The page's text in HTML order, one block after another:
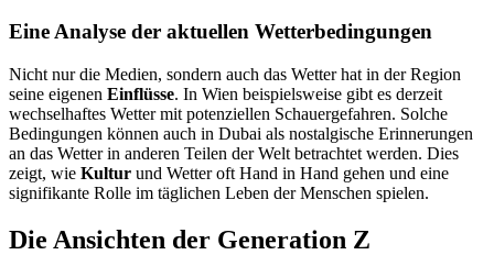
Eine Analyse der aktuellen Wetterbedingungen
Nicht nur die Medien, sondern auch das Wetter hat in der Region
seine eigenen Einflüsse. In Wien beispielsweise gibt es derzeit
wechselhaftes Wetter mit potenziellen Schauergefahren. Solche
Bedingungen können auch in Dubai als nostalgische Erinnerungen
an das Wetter in anderen Teilen der Welt betrachtet werden. Dies
zeigt, wie Kultur und Wetter oft Hand in Hand gehen und eine
signifikante Rolle im täglichen Leben der Menschen spielen.
Die Ansichten der Generation Z